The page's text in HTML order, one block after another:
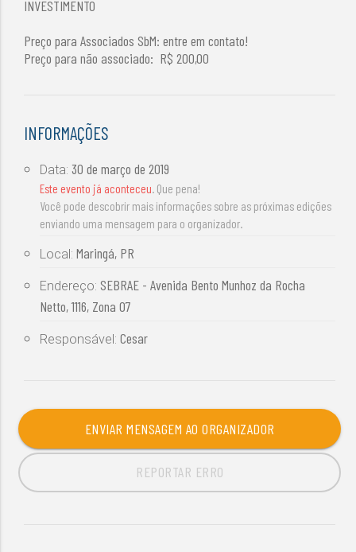
INVESTIMENTO
Preço para Associados SbM: entre em contato!
Preço para não associado: R$ 200,00
INFORMAÇÕES
Data:30 de março de 2019
Este evento já aconteceu. Que pena!
Você pode descobrir mais informações sobre as próximas edições
enviando uma mensagem para o organizador.
Local:Maringá, PR
Endereço: SEBRAE - Avenida Bento Munhoz da Rocha
Netto, 1116, Zona 07
Responsável:Cesar
ENVIAR MENSAGEM AO ORGANIZADOR
REPORTAR ERRO